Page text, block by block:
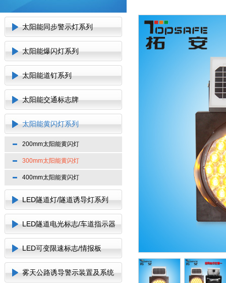
太阳能同步警示灯系列
太阳能爆闪灯系列
太阳能道钉系列
太阳能交通标志牌
太阳能黄闪灯系列
200mm太阳能黄闪灯
300mm太阳能黄闪灯
400mm太阳能黄闪灯
LED隧道灯/隧道诱导灯系列
LED隧道电光标志/车道指示器
LED可变限速标志/情报板
雾天公路诱导警示装置及系统